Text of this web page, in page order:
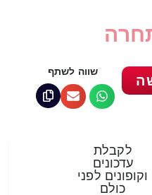
שווה לשתף
לקבלת
עדכונים
וקופונים לפני
כולם